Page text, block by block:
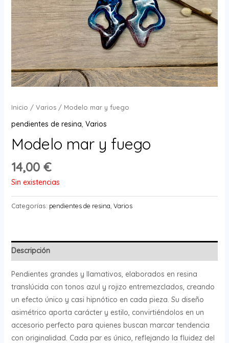
Inicio / Varios/ Modelo mar y fuego
pendientes de resina, Varios
Modelo mar y fuego
14,00 €
Sin existencias
Categorías: pendientes de resina Varios
Descripción
Pendientes grandes y llamativos, elaborados en resina
translúcida con tonos azul y rojizo entremezclados, creando
un efecto único y casi hipnótico en cada pieza. Su diseño
asimétrico aporta carácter y estilo, convirtiéndolos en un
accesorio perfecto para quienes buscan marcar tendencia
con originalidad. Cada par es único, reflejando la fluidez del